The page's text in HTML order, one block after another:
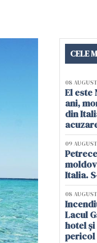
CELE
08
El este
ani,
din
09
Italia.
08
Lacul
hotel
pericol